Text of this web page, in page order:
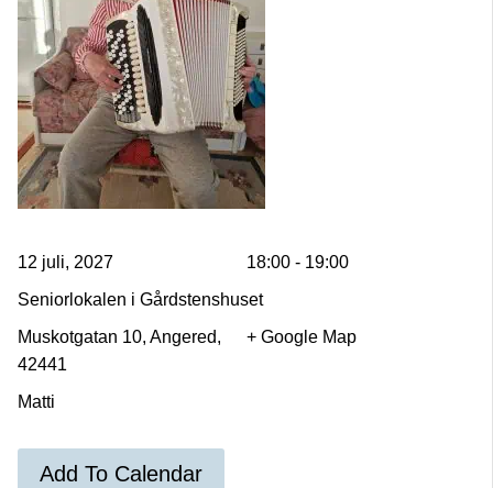
12 juli, 2027
18:00 - 19:00
Seniorlokalen i Gårdstenshuset
Muskotgatan 10, Angered,
42441
+ Google Map
Matti
Add To Calendar